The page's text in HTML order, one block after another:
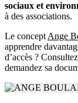
sociaux et
à des associations.
Le concept Ange
apprendre
d’accès ?
demandez sa